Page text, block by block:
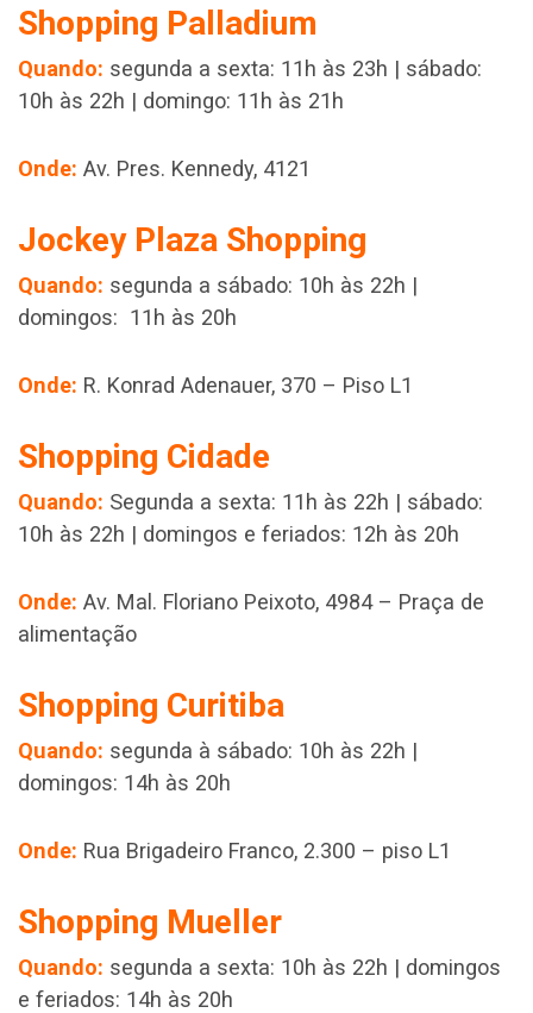
Shopping Palladium
Quando: segunda a sexta: 11h às 23h | sábado:
10h às 22h | domingo: 11h às 21h
Onde: Av. Pres. Kennedy, 4121
Jockey Plaza Shopping
Quando: segunda a sábado: 10h às 22h |
domingos: 11h às 20h
Onde: R. Konrad Adenauer, 370 – Piso L1
Shopping Cidade
Quando: Segunda a sexta: 11h às 22h | sábado:
10h às 22h | domingos e feriados: 12h às 20h
Onde: Av. Mal. Floriano Peixoto, 4984 – Praça de
alimentação
Shopping Curitiba
Quando: segunda à sábado: 10h às 22h |
domingos: 14h às 20h
Onde: Rua Brigadeiro Franco, 2.300 – piso L1
Shopping Mueller
Quando: segunda a sexta: 10h às 22h | domingos
e feriados: 14h às 20h